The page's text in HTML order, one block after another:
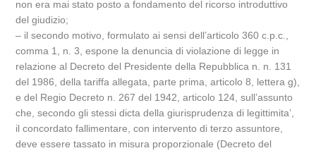
non era mai stato posto a fondamento del ricorso introduttivo
del giudizio;
– il secondo motivo, formulato ai sensi dell’articolo 360 c.p.c.,
comma 1, n. 3, espone la denuncia di violazione di legge in
relazione al Decreto del Presidente della Repubblica n. n. 131
del 1986, della tariffa allegata, parte prima, articolo 8, lettera g),
e del Regio Decreto n. 267 del 1942, articolo 124, sull’assunto
che, secondo gli stessi dicta della giurisprudenza di legittimita’,
il concordato fallimentare, con intervento di terzo assuntore,
deve essere tassato in misura proporzionale (Decreto del